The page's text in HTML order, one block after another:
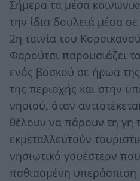
Σήμερα τα μέσα
την ίδια δουλειά μέσα
2η ταινία του
Φαρούτσι παρουσιάζει
ενός βοσκού σε ήρωα
της περιοχής και στην
νησιού, όταν
θέλουν να πάρουν τη γη
εκμεταλλευτούν
νησιωτικό γουέστερν
παθιασμένη υπεράσπιση